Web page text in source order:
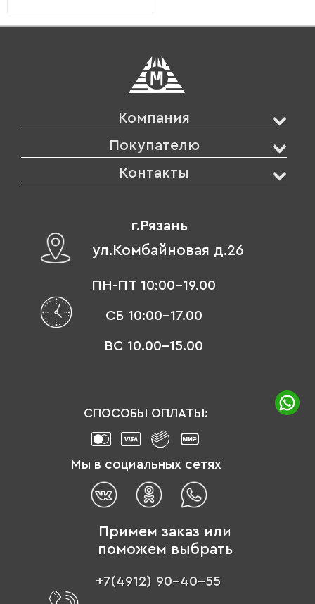
Компания
Покупателю
Контакты
г.Рязань
ул.Комбайновая д.26
ПН-ПТ 10:00-19.00
СБ 10:00-17.00
ВС 10.00-15.00
СПОСОБЫ ОПЛАТЫ:
Мы в социальных сетях
Примем заказ или
поможем выбрать
+7(4912) 90-40-55